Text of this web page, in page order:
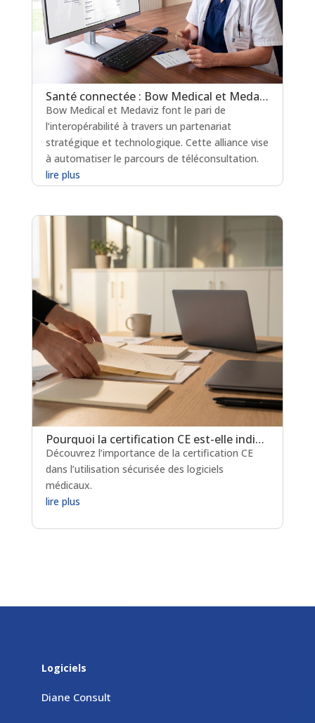
Santé connectée : Bow Medical et Medaviz scellent une alliance technologique
Bow Medical et Medaviz font le pari de
l’interopérabilité à travers un partenariat
stratégique et technologique. Cette alliance vise
à automatiser le parcours de téléconsultation.
lire plus
Pourquoi la certification CE est-elle indispensable pour les logiciels de prescription médicamenteuse ?
Découvrez l’importance de la certification CE
dans l’utilisation sécurisée des logiciels
médicaux.
lire plus
Logiciels
Diane Consult